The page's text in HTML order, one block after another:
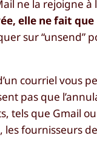
ne la rejoigne
elle ne fait
sur “unsend”
courriel vous
pas que
tels que Gmail
les fournisseurs